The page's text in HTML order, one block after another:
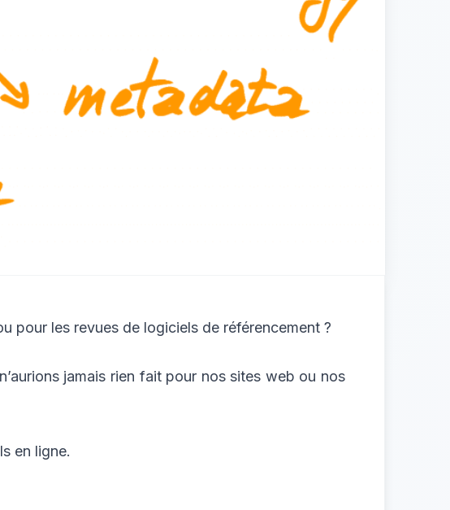
pour les revues de logiciels de référencement ?
jamais rien fait pour nos sites web ou nos
en ligne.